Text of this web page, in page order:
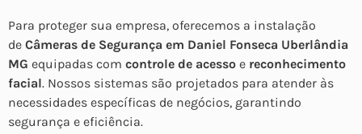
Para proteger sua empresa, oferecemos a instalação
de Câmeras de Segurança em Daniel Fonseca Uberlândia
MG equipadas com controle de acesso e reconhecimento
facial. Nossos sistemas são projetados para atender às
necessidades específicas de negócios, garantindo
segurança e eficiência.